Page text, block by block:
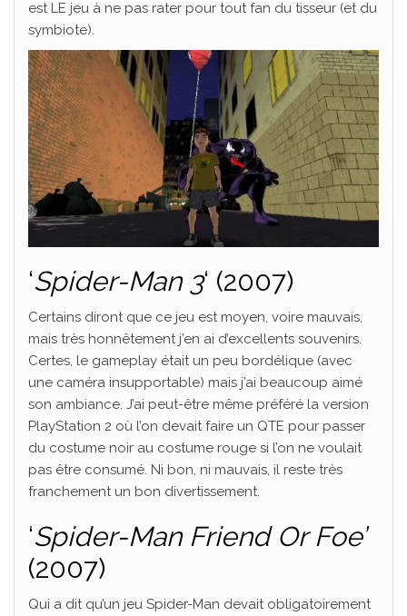
est LE jeu à ne pas rater pour tout fan du tisseur (et du
symbiote).
‘Spider-Man 3‘ (2007)
Certains diront que ce jeu est moyen, voire mauvais,
mais très honnêtement j’en ai d’excellents souvenirs.
Certes, le gameplay était un peu bordélique (avec
une caméra insupportable) mais j’ai beaucoup aimé
son ambiance. J’ai peut-être même préféré la version
PlayStation 2 où l’on devait faire un QTE pour passer
du costume noir au costume rouge si l’on ne voulait
pas être consumé. Ni bon, ni mauvais, il reste très
franchement un bon divertissement.
‘Spider-Man Friend Or Foe’
(2007)
Qui a dit qu’un jeu Spider-Man devait obligatoirement